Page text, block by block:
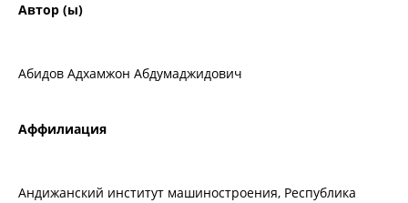
Автор (ы)
Абидов Адхамжон Абдумаджидович
Аффилиация
Андижанский институт машиностроения, Республика